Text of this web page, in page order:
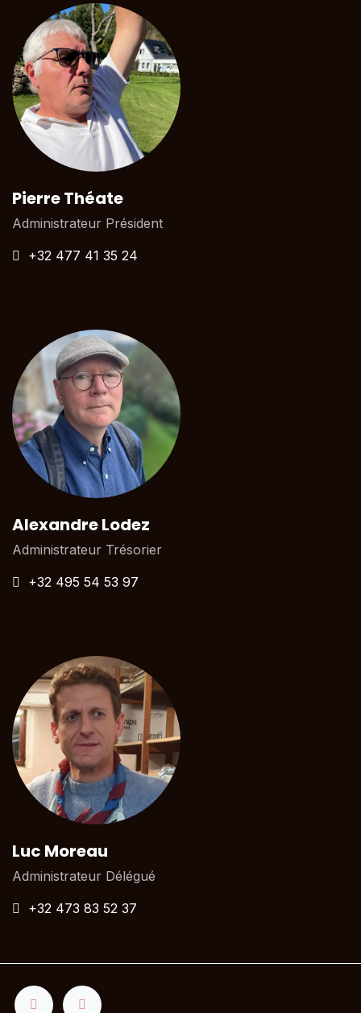
Pierre Théate
Administrateur Président
+32 477 41 35 24
Alexandre Lodez
Administrateur Trésorier
+32 495 54 53 97
Luc Moreau
Administrateur Délégué
+32 473 83 52 37